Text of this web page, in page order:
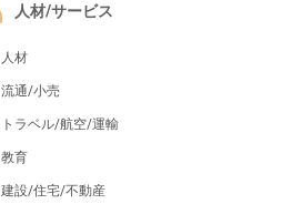
人材/サービス
人材
流通/小売
トラベル/航空/運輸
教育
建設/住宅/不動産